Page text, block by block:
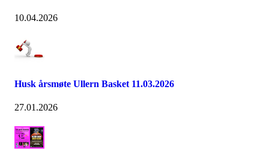
10.04.2026
Husk årsmøte Ullern Basket 11.03.2026
27.01.2026